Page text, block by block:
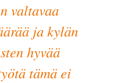
valtavaa
ja kylän
hyvää
tämä ei